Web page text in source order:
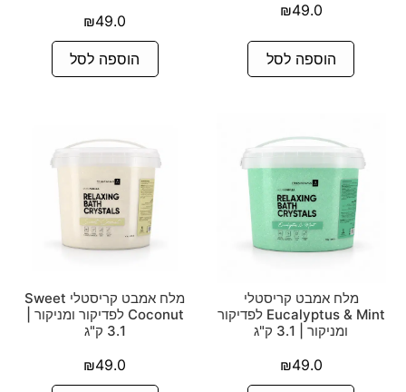
₪49.0
הוספה לסל
₪49.0
הוספה לסל
מלח אמבט קריסטלי
Eucalyptus & Mint לפדיקור
ומניקור | 3.1 ק"ג
₪49.0
מלח אמבט קריסטלי Sweet
Coconut לפדיקור ומניקור |
3.1 ק"ג
₪49.0